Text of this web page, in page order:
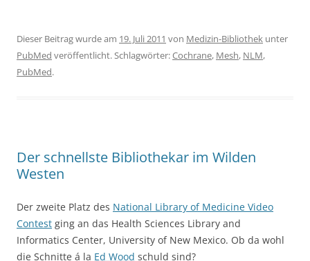
Dieser Beitrag wurde am 19. Juli 2011 von Medizin-Bibliothek unter
PubMed veröffentlicht. Schlagwörter:Cochrane, Mesh, NLM,
PubMed.
Der schnellste Bibliothekar im Wilden
Westen
Der zweite Platz des National Library of Medicine Video
Contest ging an das Health Sciences Library and
Informatics Center, University of New Mexico. Ob da wohl
die Schnitte á la Ed Wood schuld sind?